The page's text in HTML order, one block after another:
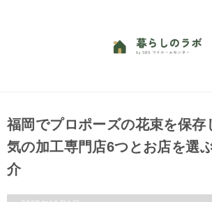
福岡でプロポーズの花束を保存
気の加工専門店6つとお店を選
介